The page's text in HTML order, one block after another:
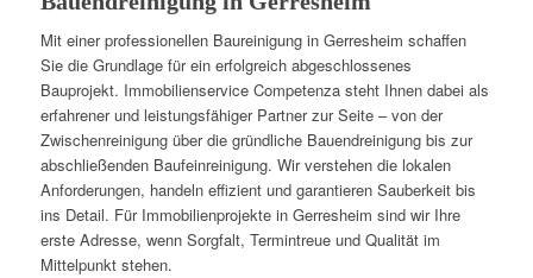
Mit einer professionellen Baureinigung in Gerresheim schaffen
Sie die Grundlage für ein erfolgreich abgeschlossenes
Bauprojekt. Immobilienservice Competenza steht Ihnen dabei als
erfahrener und leistungsfähiger Partner zur Seite – von der
Zwischenreinigung über die gründliche Bauendreinigung bis zur
abschließenden Baufeinreinigung. Wir verstehen die lokalen
Anforderungen, handeln effizient und garantieren Sauberkeit bis
ins Detail. Für Immobilienprojekte in Gerresheim sind wir Ihre
erste Adresse, wenn Sorgfalt, Termintreue und Qualität im
Mittelpunkt stehen.